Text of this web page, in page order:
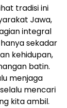
tradisi ini
Jawa,
integral
sekadar
kehidupan,
batin.
menjaga
mencari
kita ambil.